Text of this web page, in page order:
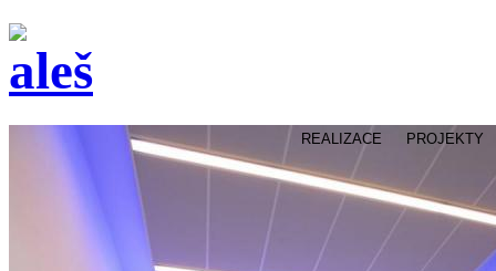
REALIZACE PROJEKTY